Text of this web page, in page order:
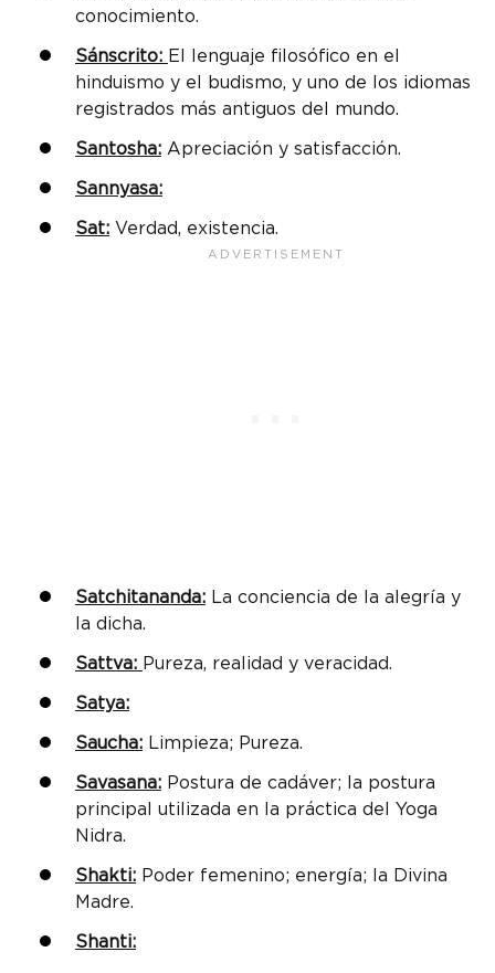
conocimiento.
Sánscrito: El lenguaje filosófico en el
hinduismo y el budismo, y uno de los idiomas
registrados más antiguos del mundo.
Santosha: Apreciación y satisfacción.
Sannyasa:
Sat: Verdad, existencia.
Satchitananda: La conciencia de la alegría y
la dicha.
Sattva: Pureza, realidad y veracidad.
Satya:
Saucha: Limpieza; Pureza.
Savasana: Postura de cadáver; la postura
principal utilizada en la práctica del Yoga
Nidra.
Shakti: Poder femenino; energía; la Divina
Madre.
Shanti: